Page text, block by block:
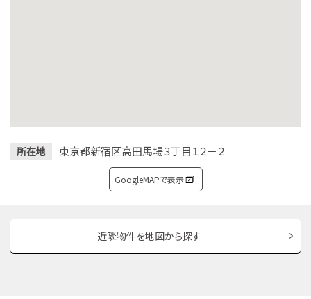
所在地 東京都新宿区高田馬場３丁目１２－２
GoogleMAPで表示
近隣物件を地図から探す